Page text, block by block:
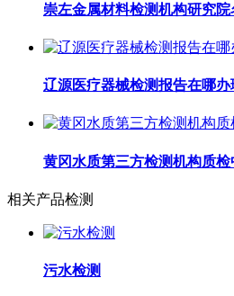
崇左金属材料检测机构研究院
辽源医疗器械检测报告在哪办
黄冈水质第三方检测机构质检
相关产品检测
污水检测